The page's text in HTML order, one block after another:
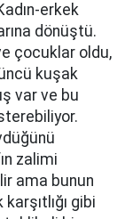
erkek
dönüştü.
çocuklar oldu,
kuşak
var ve bu
zalimi
ama bunun
gibi